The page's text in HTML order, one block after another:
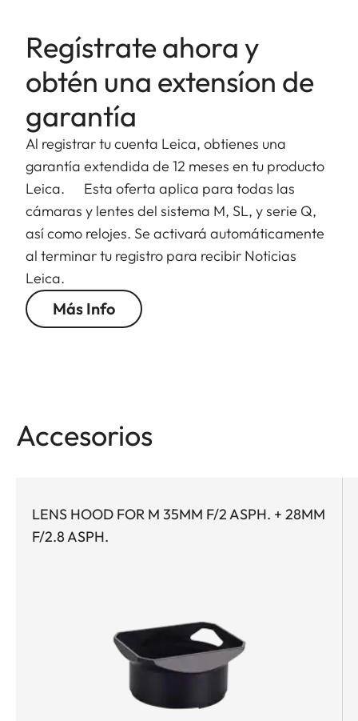
Regístrate ahora y
obtén una extensíon de
garantía
Al registrar tu cuenta Leica, obtienes una
garantía extendida de 12 meses en tu producto
Leica. Esta oferta aplica para todas las
cámaras y lentes del sistema M, SL, y serie Q,
así como relojes. Se activará automáticamente
al terminar tu registro para recibir Noticias
Leica.
Más Info
Accesorios
LENS HOOD FOR M 35MM F/2 ASPH. + 28MM
F/2.8 ASPH.